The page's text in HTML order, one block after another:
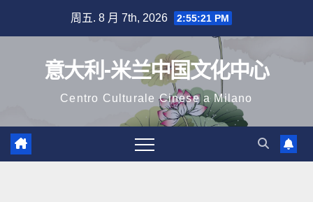
周五. 8 月 7th, 2026 2:55:22 PM
意大利-米兰中国文化中心
Centro Culturale Cinese a Milano